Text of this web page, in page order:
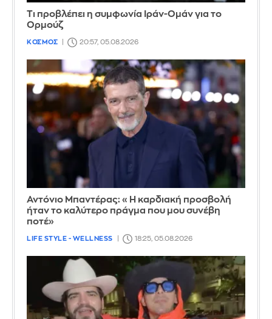
Τι προβλέπει η συμφωνία Ιράν-Ομάν για το
Ορμούζ
ΚΟΣΜΟΣ 20:57, 05.08.2026
Αντόνιο Μπαντέρας: «Η καρδιακή προσβολή
ήταν το καλύτερο πράγμα που μου συνέβη
ποτέ»
LIFE STYLE - WELLNESS 18:25, 05.08.2026